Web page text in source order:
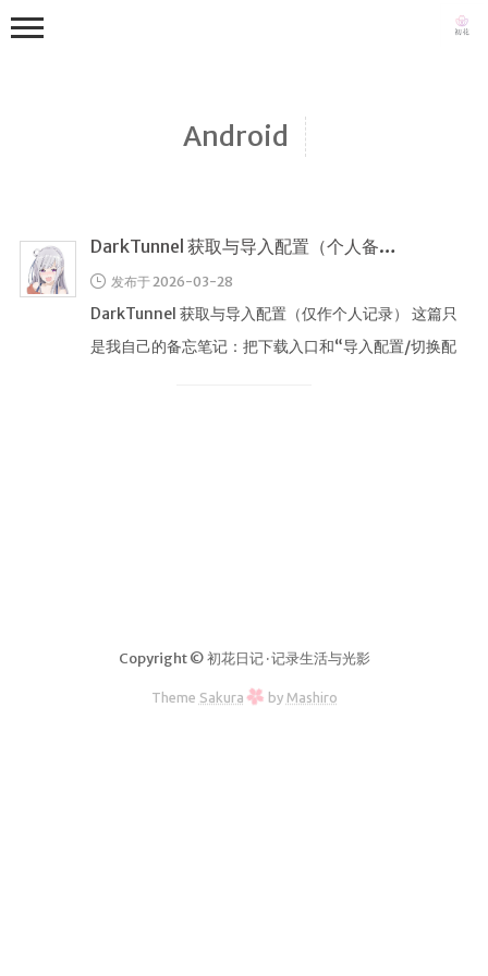
Android
DarkTunnel 获取与导入配置（个人备忘）
发布于 2026-03-28
DarkTunnel 获取与导入配置（仅作个人记录） 这篇只
是我自己的备忘笔记：把下载入口和“导入配置/切换配
Copyright © 初花日记 · 记录生活与光影
Theme Sakura by Mashiro
首页
写真集
从零到一